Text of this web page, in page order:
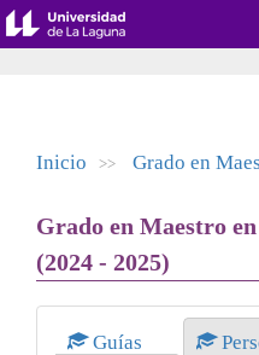
Inicio >> Grado en
Grado en Maestro
(2024 - 2025)
Guías